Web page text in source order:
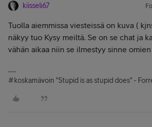
kiisseli67
Tuolla aiemmissa viesteissä on kuva (
näkyy tuo Kysy meiltä. Se on se chat ja
vähän aikaa niin se ilmestyy sinne
#koskamävoin "Stupid is as stupid does" -